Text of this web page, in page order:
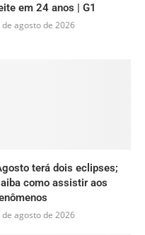
em 24 anos | G1
de agosto de 2026
terá dois eclipses;
como assistir aos
de agosto de 2026